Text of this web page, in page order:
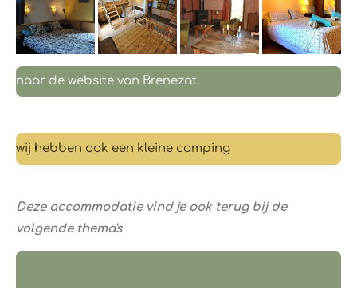
naar de website van Brenezat
wij hebben ook een kleine camping
Deze accommodatie vind je ook terug bij de
volgende thema's